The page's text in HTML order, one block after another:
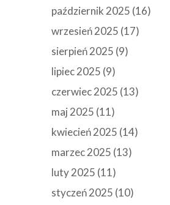
październik 2025 (16)
wrzesień 2025 (17)
sierpień 2025 (9)
lipiec 2025 (9)
czerwiec 2025 (13)
maj 2025 (11)
kwiecień 2025 (14)
marzec 2025 (13)
luty 2025 (11)
styczeń 2025 (10)